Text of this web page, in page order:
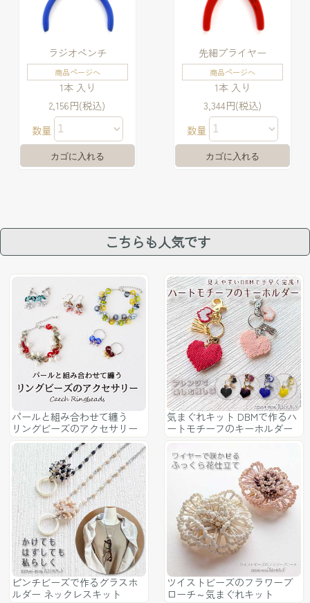
ラジオペンチ
商品ページへ
1本 入り
2,156円(税込)
数量
先細プライヤー
商品ページへ
1本 入り
3,344円(税込)
数量
こちらも人気です
パールと組み合わせて纏う
リングビーズのアクセサリー
気まぐれキット DBMで作るハ
ートモチーフのキーホルダー
ピンチビーズで作るグラスホ
ルダー ネックレスキット
ツイストビーズのフラワーブ
ローチ～気まぐれキット